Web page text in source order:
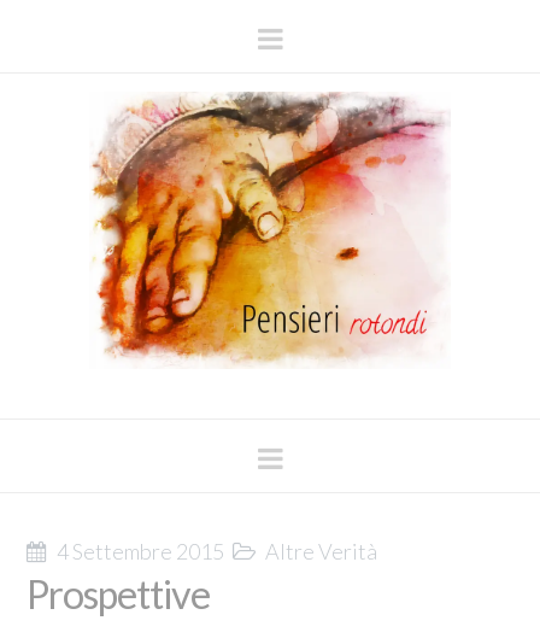
Navigation
Navigation
4 Settembre 2015 Altre Verità
Prospettive